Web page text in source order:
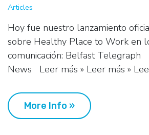
Articles
Hoy fue nuestro lanzamiento
sobre Healthy Place to Work en
comunicación: Belfast Telegraph
News Leer más » Leer más »
More Info »